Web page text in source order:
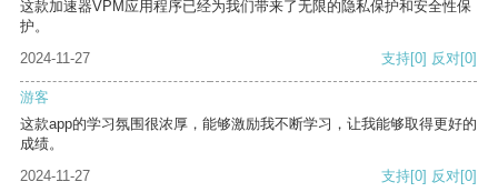
这款加速器VPM应用程序已经为我们带来了无限的隐私保护和安全性保
护。
2024-11-27
支持[0] 反对[0]
游客
这款app的学习氛围很浓厚，能够激励我不断学习，让我能够取得更好的
成绩。
2024-11-27
支持[0] 反对[0]